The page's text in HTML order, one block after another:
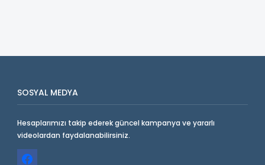
SOSYAL MEDYA
Hesaplarımızı takip ederek güncel kampanya ve yararlı
videolardan faydalanabilirsiniz.
facebook